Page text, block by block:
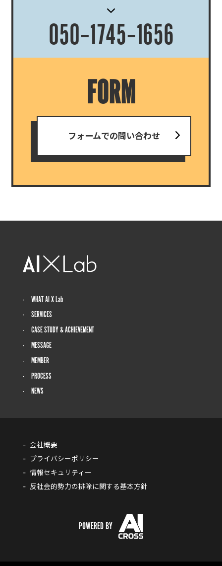
FORM
フォームでの問い合わせ
050‐1745‐1656
WHAT AI X Lab
SERVICES
CASE STUDY & ACHIEVEMENT
MESSAGE
MEMBER
PROCESS
NEWS
POWERED BY
会社概要
プライバシーポリシー
情報セキュリティー
反社会的勢力の排除に関する基本方針